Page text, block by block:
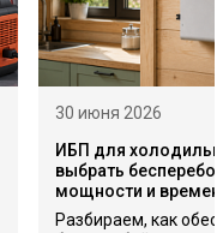
30 июня 2026
ИБП для
выбрать
мощности и
Разбираем, как